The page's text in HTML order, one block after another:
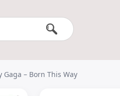
Gaga – Born This Way